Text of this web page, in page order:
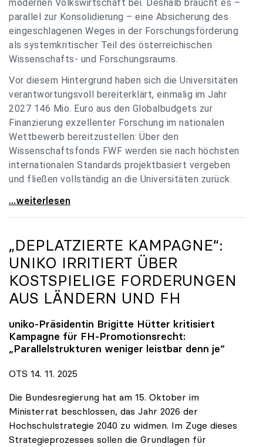
modernen Volkswirtschaft bei. Deshalb braucht es –
parallel zur Konsolidierung – eine Absicherung des
eingeschlagenen Weges in der Forschungsförderung
als systemkritischer Teil des österreichischen
Wissenschafts- und Forschungsraums.
Vor diesem Hintergrund haben sich die Universitäten
verantwortungsvoll bereiterklärt, einmalig im Jahr
2027 146 Mio. Euro aus den Globalbudgets zur
Finanzierung exzellenter Forschung im nationalen
Wettbewerb bereitzustellen: Über den
Wissenschaftsfonds FWF werden sie nach höchsten
internationalen Standards projektbasiert vergeben
und fließen vollständig an die Universitäten zurück.
Gemeinsam für einen starken Wissenschafts- und
...weiterlesen
„DEPLATZIERTE KAMPAGNE“:
UNIKO IRRITIERT ÜBER
KOSTSPIELIGE FORDERUNGEN
AUS LÄNDERN UND FH
uniko-Präsidentin Brigitte Hütter kritisiert
Kampagne für FH-Promotionsrecht:
„Parallelstrukturen weniger leistbar denn je“
OTS 14. 11. 2025
Die Bundesregierung hat am 15. Oktober im
Ministerrat beschlossen, das Jahr 2026 der
Hochschulstrategie 2040 zu widmen. Im Zuge dieses
Strategieprozesses sollen die Grundlagen für